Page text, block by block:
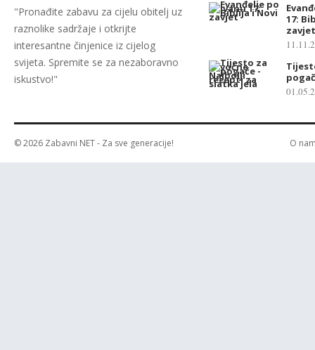
"Pronađite zabavu za cijelu obitelj uz
raznolike sadržaje i otkrijte
interesantne činjenice iz cijelog
svijeta. Spremite se za nezaboravno
iskustvo!"
17:
zavjet
© 2026 Zabavni NET- Za sve generacije! O